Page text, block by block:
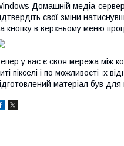
Домашній медіа-
свої зміни
кнопку в верхньому меню
у вас є своя мережа між
пікселі і по можливості їх
матеріал був